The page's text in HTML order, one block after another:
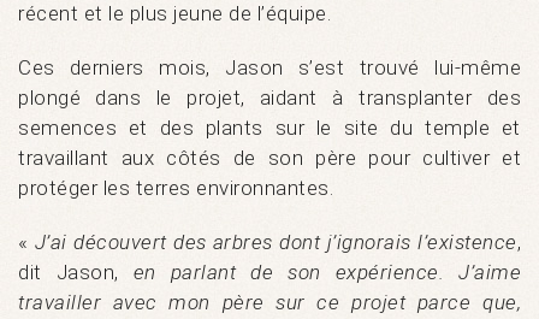
récent et le plus jeune de l’équipe.
Ces derniers mois, Jason s’est trouvé lui-même
plongé dans le projet, aidant à transplanter des
semences et des plants sur le site du temple et
travaillant aux côtés de son père pour cultiver et
protéger les terres environnantes.
« J’ai découvert des arbres dont j’ignorais l’existence,
dit Jason, en parlant de son expérience. J’aime
travailler avec mon père sur ce projet parce que,